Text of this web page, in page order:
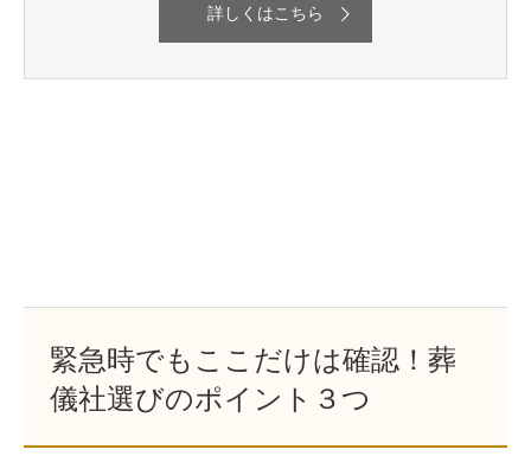
詳しくはこちら
緊急時でもここだけは確認！葬
儀社選びのポイント３つ